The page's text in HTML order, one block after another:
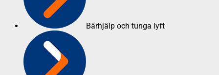
Bärhjälp och tunga lyft